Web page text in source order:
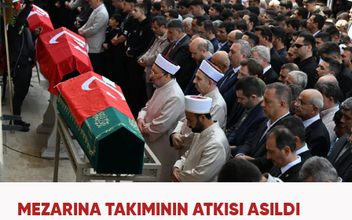
MEZARINA TAKIMININ ATKISI ASILDI